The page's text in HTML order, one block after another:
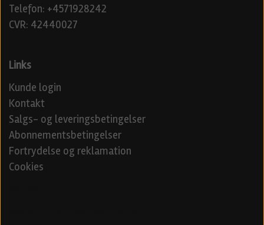
Telefon: +4571928242
CVR: 42440027
Links
Kunde login
Kontakt
Salgs- og leveringsbetingelser
Abonnementsbetingelser
Fortrydelse og reklamation
Cookies